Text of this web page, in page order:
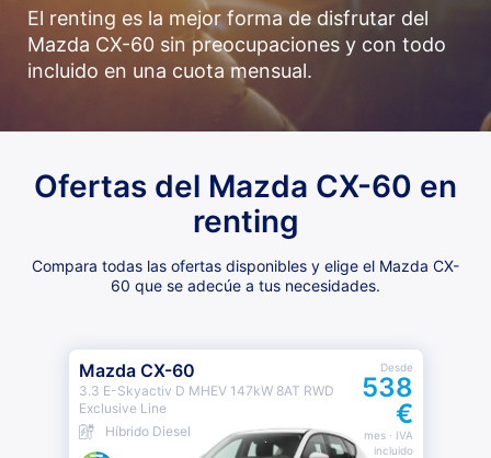
El renting es la mejor forma de disfrutar del
Mazda CX-60 sin preocupaciones y con todo
incluido en una cuota mensual.
Ofertas del Mazda CX-60 en
renting
Compara todas las ofertas disponibles y elige el Mazda CX-
60 que se adecúe a tus necesidades.
Mazda CX-60
3.3 E-Skyactiv D MHEV 147kW 8AT RWD
Exclusive Line
Híbrido Diesel
Desde
538
€
mes· IVA
incluido